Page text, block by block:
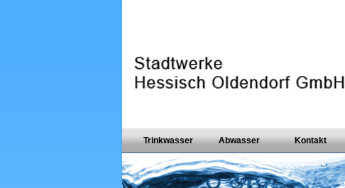
Trinkwasser Abwasser Kontakt